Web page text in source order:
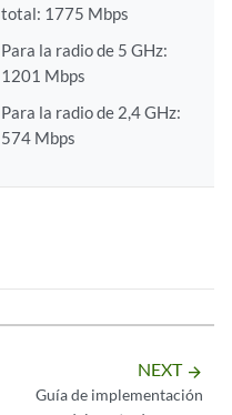
total: 1775 Mbps
Para la radio de 5 GHz:
1201 Mbps
Para la radio de 2,4 GHz:
574 Mbps
NEXT arrow_forward
Guía de implementación